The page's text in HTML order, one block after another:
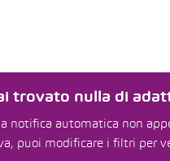
trovato nulla di
notifica automatica non
puoi modificare i filtri per